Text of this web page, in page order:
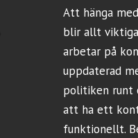
Att hänga
blir allt
arbetar på
uppdaterad
politiken runt
att ha ett
funktionellt.